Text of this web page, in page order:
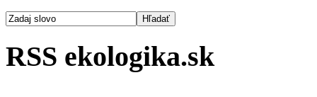
RSS ekologika.sk